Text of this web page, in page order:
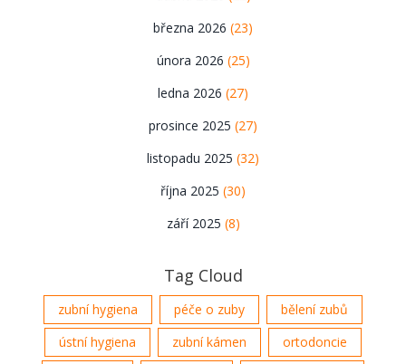
března 2026 (23)
února 2026 (25)
ledna 2026 (27)
prosince 2025 (27)
listopadu 2025 (32)
října 2025 (30)
září 2025 (8)
Tag Cloud
zubní hygiena péče o zuby
bělení zubů
ústní hygiena
zubní kámen
ortodoncie